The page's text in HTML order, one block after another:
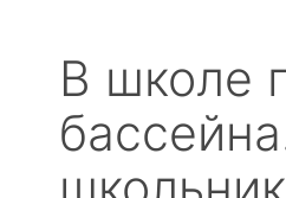
В школе